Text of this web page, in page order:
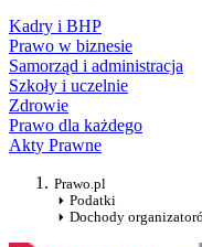
Kadry i BHP
Prawo w biznesie
Samorząd i administracja
Szkoły i uczelnie
Zdrowie
Prawo dla każdego
Akty Prawne
Prawo.pl
Podatki
Dochody